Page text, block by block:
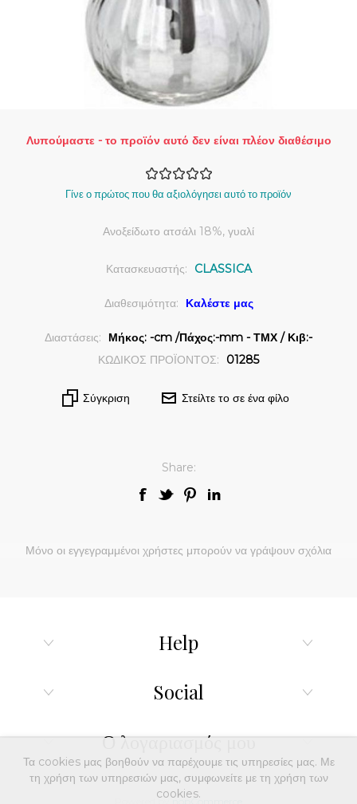
Λυπούμαστε - το προϊόν αυτό δεν είναι πλέον διαθέσιμο
Γίνε ο πρώτος που θα αξιολόγησει αυτό το προϊόν
Ανοξείδωτο ατσάλι 18%, γυαλί
Κατασκευαστής: CLASSICA
Διαθεσιμότητα: Καλέστε μας
Διαστάσεις:
Μήκος: -cm /Πάχος:-mm - ΤΜΧ / Κιβ:-
ΚΩΔΙΚΟΣ ΠΡΟΪΟΝΤΟΣ:
01285
Σύγκριση Στείλτε το σε ένα φίλο
Share:
Μόνο οι εγγεγραμμένοι χρήστες μπορούν να γράψουν σχόλια
Help
Social
Ο λογαριασμός μου
Powered by nopCommerce
Τα cookies μας βοηθούν να παρέχουμε τις υπηρεσίες μας. Με
τη χρήση των υπηρεσιών μας, συμφωνείτε με τη χρήση των
cookies.